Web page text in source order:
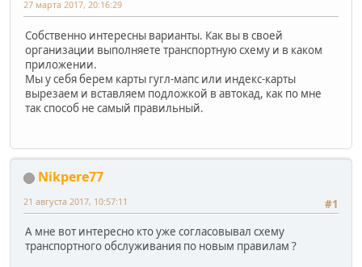
27 марта 2017, 20:16:29
Собственно интересны варианты. Как вы в своей
организации выполняете транспортную схему и в каком
приложении.
Мы у себя берем карты гугл-мапс или индекс-карты
вырезаем и вставляем подложкой в автокад, как по мне
так способ не самый правильный.
Nikpere77
#1
21 августа 2017, 10:57:11
А мне вот интересно кто уже согласовывал схему
транспортного обслуживания по новым правилам ?